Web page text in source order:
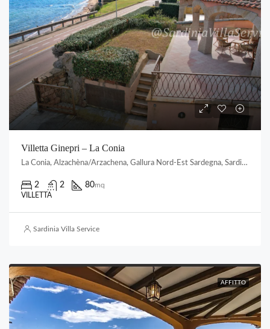
Villetta Ginepri – La Conia
La Conia, Alzachèna/Arzachena, Gallura Nord-Est Sardegna, Sardigna/Sardegna, 07021, Italia
2 2 80mq
VILLETTA
Sardinia Villa Service
AFFITTO